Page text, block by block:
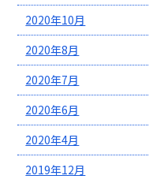
2020年10月
2020年8月
2020年7月
2020年6月
2020年4月
2019年12月